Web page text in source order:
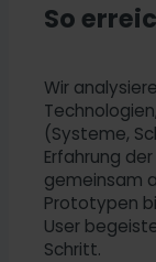
So
Wir
(Systeme,
Erfahrung
gemeinsam
Prototypen
User
Schritt.